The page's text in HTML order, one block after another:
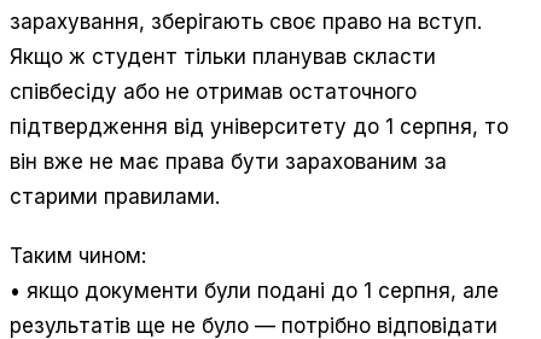
зарахування, зберігають своє право на вступ.
Якщо ж студент тільки планував скласти
співбесіду або не отримав остаточного
підтвердження від університету до 1 серпня, то
він вже не має права бути зарахованим за
старими правилами.
Таким чином:
• якщо документи були подані до 1 серпня, але
результатів ще не було — потрібно відповідати